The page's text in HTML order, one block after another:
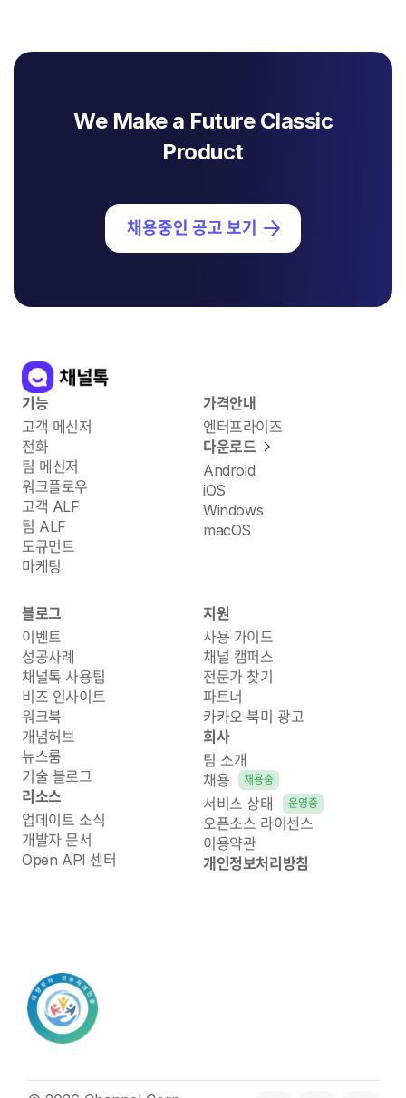
We Make a Future Classic
Product
채용중인 공고 보기
기능
고객 메신저
전화
팀 메신저
워크플로우
고객 ALF
팀 ALF
도큐먼트
마케팅
가격안내
엔터프라이즈
다운로드
Android
iOS
Windows
macOS
블로그
이벤트
성공사례
채널톡 사용팁
비즈 인사이트
워크북
개념허브
뉴스룸
기술 블로그
리소스
업데이트 소식
개발자 문서
Open API 센터
지원
사용 가이드
채널 캠퍼스
전문가 찾기
파트너
카카오 북미 광고
회사
팀 소개
채용
채용중
서비스 상태 운영중
오픈소스 라이센스
이용약관
개인정보처리방침